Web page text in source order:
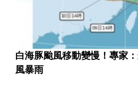
白海豚颱風移動變慢！專家
風暴雨